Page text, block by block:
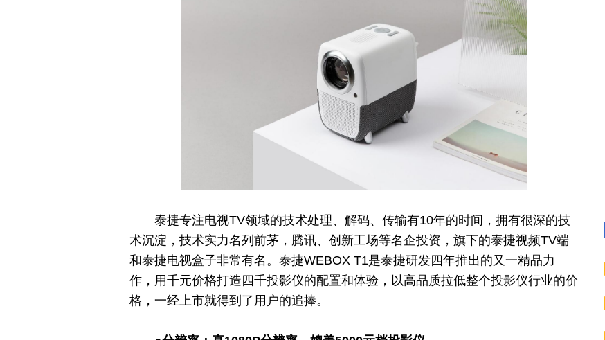
泰捷专注电视TV领域的技术处理、解码、传输有10年的时间，拥有很深的技
术沉淀，技术实力名列前茅，腾讯、创新工场等名企投资 ，旗下的泰捷视频TV端
和泰捷电视盒子非常有名。泰捷WEBOX T1是泰捷研发四年推出的又一精品力
作，用千元价格打造四千投影仪的配置和体验，以高品质拉低整个投影仪行业的价
格，一经上市就得到了用户的追捧。